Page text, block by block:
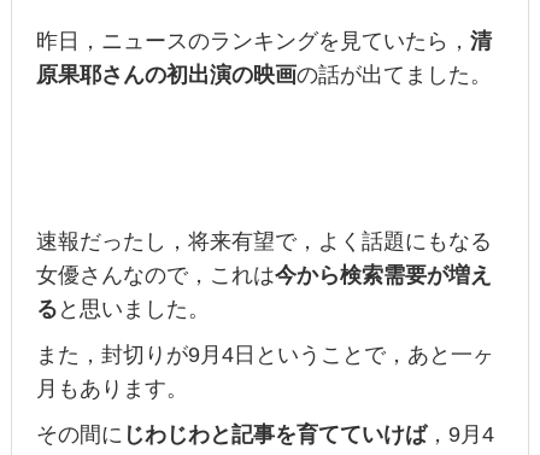
昨日，ニュースのランキングを見ていたら， 清
原果耶さんの初出演の映画の話が出てました。
速報だったし，将来有望で，よく話題にもなる
女優さんなので，これは今から検索需要が増え
る と思いました。
また，封切りが9月4日ということで，あと一ヶ
月もあります。
その間に じわじわと記事を育てていけば，9月4